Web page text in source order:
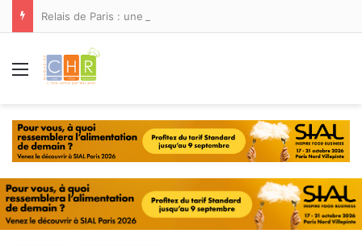
Menu